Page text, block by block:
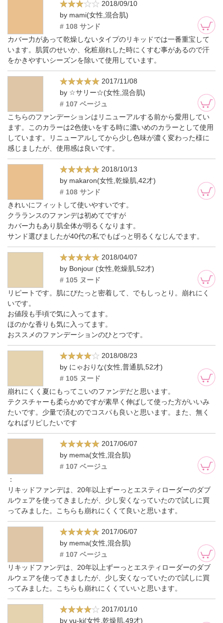
2018/09/10
by mami(女性,混合肌)
# 108 サンド
カバー力があって乾燥しないタイプのリキッドでは一番重宝して
います。肌質のせいか、化粧崩れした時にくすむ事があるので汗
をかきやすいシーズンを除いて使用しています。
2017/11/08
by ☆サリー☆(女性,混合肌)
# 107 ベージュ
こちらのファンデーションはリニューアルする前から愛用してい
ます。このカラーは2色使いをする時に濃いめのカラーとして使用
しています。リニューアルしてから少し色味が濃く変わった様に
感じましたが、使用感は良いです。
2018/10/13
by makaron(女性,乾燥肌,42才)
# 108 サンド
きれいにフィットして使いやすいです。
クラランスのファンデは初めてですが
カバー力もあり肌全体が明るくなります。
サンド選びましたが40代の私でもぱっと明るくなじんでます。
2018/04/07
by Bonjour (女性,乾燥肌,52才)
# 105 ヌード
リピートです。肌にぴたっと密着して、でもしっとり。崩れにく
いです。
お値段も手頃で気に入ってます。
ほのかな香りも気に入ってます。
おススメのファンデーションのひとつです。
2018/08/23
by にゃおりな(女性,普通肌,52才)
# 105 ヌード
崩れにくく夏にもってこいのファンデだと思います。
テクスチャーも柔らかめですが素早く伸ばして使った方がいいみ
たいです。少量で済むのでコスパも良いと思います。また、無く
なればリピしたいです
2017/06/07
by mema(女性,混合肌)
# 107 ベージュ
：
リキッドファンデは、20年以上ずーっとエスティローダーのダブ
ルウェアを使ってきましたが、少し安くなっていたので試しに買
ってみました。こちらも崩れにくくて良いと思います。
2017/06/07
by mema(女性,混合肌)
# 107 ベージュ
リキッドファンデは、20年以上ずーっとエスティローダーのダブ
ルウェアを使ってきましたが、少し安くなっていたので試しに買
ってみました。こちらも崩れにくくていいと思います。
2017/01/10
by yu-ki(女性,乾燥肌,49才)